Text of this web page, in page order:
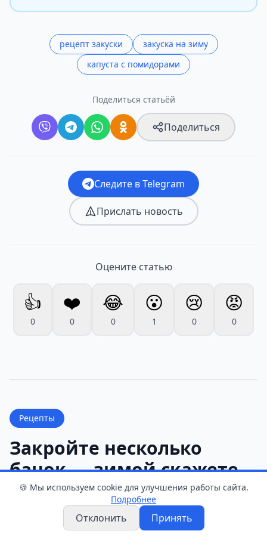
рецепт закуски
закуска на зиму
капуста с помидорами
Поделиться статьёй
Поделиться
Следите в Telegram
Прислать новость
Оцените статью
👍
0
❤️
0
😂
0
😮
1
😢
0
😡
0
Рецепты
Закройте несколько
банок — зимой скажете
себе спасибо
Дежурный редактор • 3 августа 2026 г. 16:52
1 мин чтения
🍪 Мы используем cookie для улучшения работы сайта.
Подробнее
Отклонить Принять